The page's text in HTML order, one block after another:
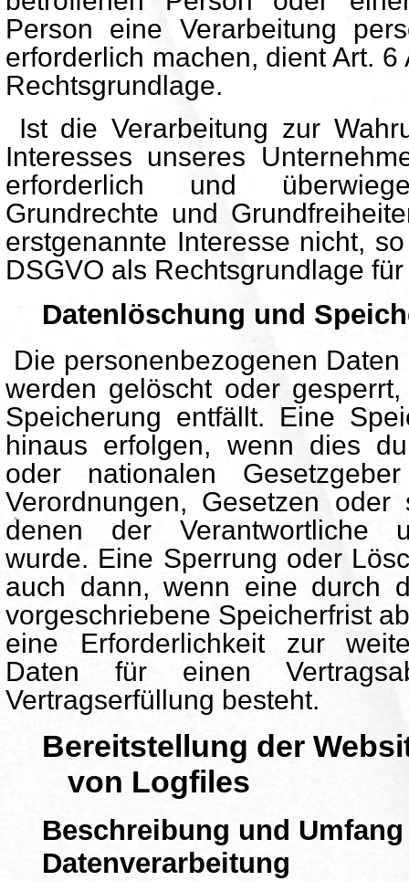
Person eine Verarbeitung
erforderlich machen, dient Art.
Rechtsgrundlage.
Ist die Verarbeitung zur
Interesses unseres
erforderlich und
Grundrechte und
erstgenannte Interesse nicht,
DSGVO als Rechtsgrundlage
Datenlöschung und
Die personenbezogenen
werden gelöscht oder
Speicherung entfällt. Eine
hinaus erfolgen, wenn dies
oder nationalen
Verordnungen, Gesetzen oder
denen der Verantwortliche
wurde. Eine Sperrung oder
auch dann, wenn eine durch
vorgeschriebene Speicherfrist
eine Erforderlichkeit zur
Daten für einen
Vertragserfüllung besteht.
Bereitstellung der
von Logfiles
Beschreibung und
Datenverarbeitung